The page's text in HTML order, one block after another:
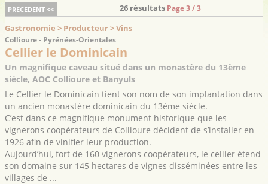
PRECEDENT << 26 résultats Page 3 / 3
Gastronomie > Producteur > Vins
Collioure - Pyrénées-Orientales
Cellier le Dominicain
Un magnifique caveau situé dans un monastère du 13ème
siècle, AOC Collioure et Banyuls
Le Cellier le Dominicain tient son nom de son implantation dans
un ancien monastère dominicain du 13ème siècle.
C’est dans ce magnifique monument historique que les
vignerons coopérateurs de Collioure décident de s’installer en
1926 afin de vinifier leur production.
Aujourd’hui, fort de 160 vignerons coopérateurs, le cellier étend
son domaine sur 145 hectares de vignes disséminées entre les
villages de ...